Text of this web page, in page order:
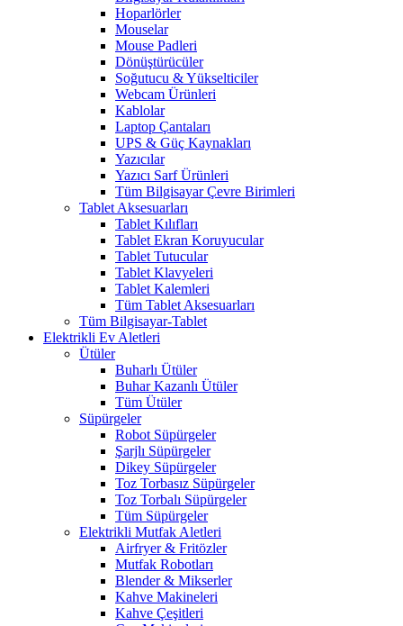
Hoparlörler
Mouselar
Mouse Padleri
Dönüştürücüler
Soğutucu & Yükselticiler
Webcam Ürünleri
Kablolar
Laptop Çantaları
UPS & Güç Kaynakları
Yazıcılar
Yazıcı Sarf Ürünleri
Tüm Bilgisayar Çevre Birimleri
Tablet Aksesuarları
Tablet Kılıfları
Tablet Ekran Koruyucular
Tablet Tutucular
Tablet Klavyeleri
Tablet Kalemleri
Tüm Tablet Aksesuarları
Tüm Bilgisayar-Tablet
Elektrikli Ev Aletleri
Ütüler
Buharlı Ütüler
Buhar Kazanlı Ütüler
Tüm Ütüler
Süpürgeler
Robot Süpürgeler
Şarjlı Süpürgeler
Dikey Süpürgeler
Toz Torbasız Süpürgeler
Toz Torbalı Süpürgeler
Tüm Süpürgeler
Elektrikli Mutfak Aletleri
Airfryer & Fritözler
Mutfak Robotları
Blender & Mikserler
Kahve Makineleri
Kahve Çeşitleri